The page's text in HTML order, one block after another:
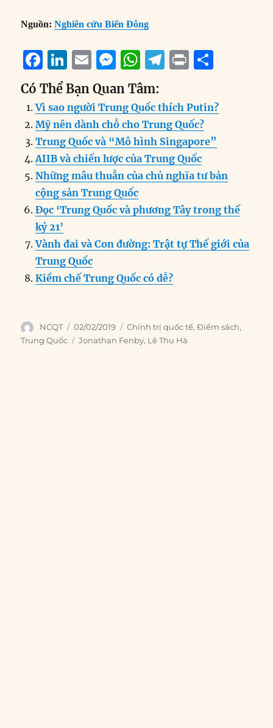
Nguồn:Nghiên cứu Biển Đông
F
a
c
e
b
o
o
k
Li
n
k
e
d
I
n
E
m
ai
l
M
e
ss
e
n
g
er
W
h
at
s
A
p
p
T
e
g
r
a
m
P
n
t
a
re
Có Thể Bạn Quan Tâm:
Vì sao người Trung Quốc thích Putin?
Mỹ nên dành chỗ cho Trung Quốc?
Trung Quốc và “Mô hình Singapore”
AIIB và chiến lược của Trung Quốc
Những mâu thuẫn của chủ nghĩa tư bản
cộng sản Trung Quốc
Đọc ‘Trung Quốc và phương Tây trong thế
kỷ 21’
Vành đai và Con đường: Trật tự Thế giới của
Trung Quốc
Kiềm chế Trung Quốc có dễ?
Author
NCQT
Posted
on
02/02/2019 Categories
Chính trị quốc tế,Điểm sách,
Trung Quốc
Tags
Jonathan Fenby, Lê Thu Hà